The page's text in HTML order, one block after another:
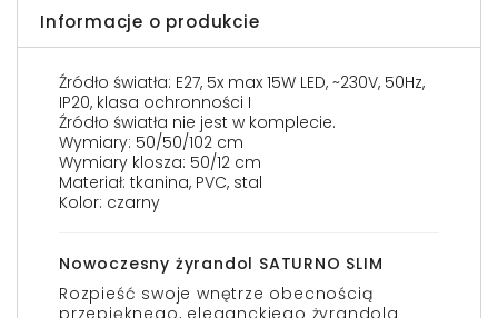
Informacje o produkcie
Źródło światła: E27, 5x max 15W LED, ~230V, 50Hz,
IP20, klasa ochronności I
Źródło światła nie jest w komplecie.
Wymiary: 50/50/102 cm
Wymiary klosza: 50/12 cm
Materiał: tkanina, PVC, stal
Kolor: czarny
Nowoczesny żyrandol SATURNO SLIM
Rozpieść swoje wnętrze obecnością
przepięknego, eleganckiego żyrandola